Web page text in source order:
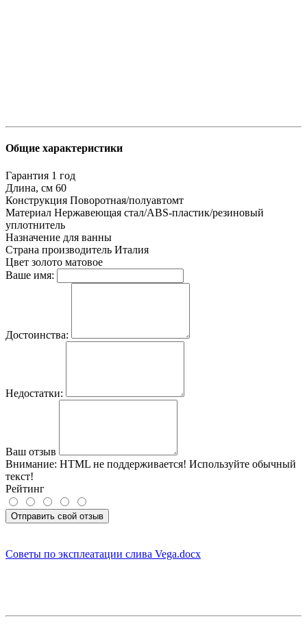
Общие характеристики
Гарантия 1 год
Длина, см 60
Конструкция Поворотная/полуавтомт
Материал Нержавеющая стал/ABS-пластик/резиновый
уплотнитель
Назначение для ванны
Страна производитель Италия
Цвет золото матовое
Ваше имя:
Достоинства:
Недостатки:
Ваш отзыв
Внимание: HTML не поддерживается! Используйте обычный
текст!
Рейтинг
Отправить свой отзыв
Советы по эксплеатации слива Vega.docx